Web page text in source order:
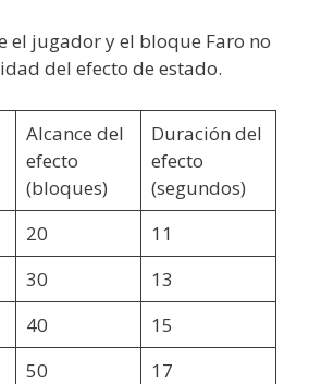
el jugador y el bloque Faro no
del efecto de estado.
Alcance del
efecto
(bloques)
Duración del
efecto
(segundos)
20
11
30
13
40
15
50 17